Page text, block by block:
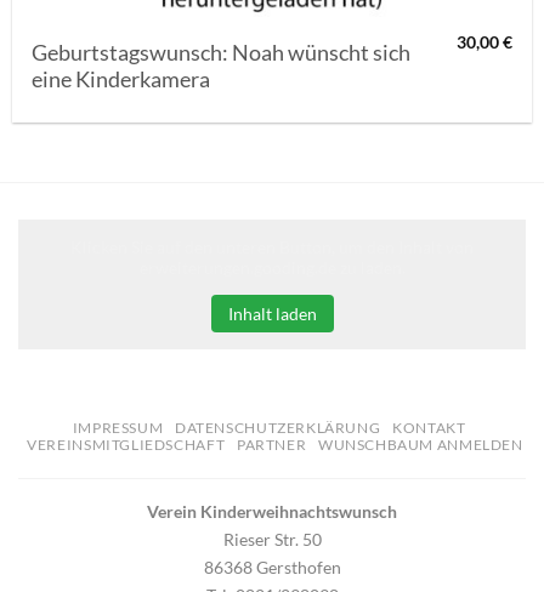
Geburtstagswunsch: Noah wünscht sich
eine Kinderkamera
30,00€
Inhalt laden
IMPRESSUM DATENSCHUTZERKLÄRUNG
KONTAKT
VEREINSMITGLIEDSCHAFT
PARTNER WUNSCHBAUM ANMELDEN
Verein Kinderweihnachtswunsch
Rieser Str. 50
86368 Gersthofen